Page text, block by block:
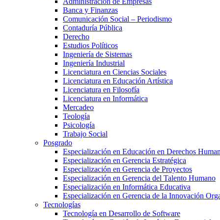
Banca y Finanzas
Comunicación Social – Periodismo
Contaduría Pública
Derecho
Estudios Políticos
Ingeniería de Sistemas
Ingeniería Industrial
Licenciatura en Ciencias Sociales
Licenciatura en Educación Artística
Licenciatura en Filosofía
Licenciatura en Informática
Mercadeo
Teología
Psicología
Trabajo Social
Posgrado
Especialización en Educación en Derechos
Especialización en Gerencia Estratégica
Especialización en Gerencia de Proyectos
Especialización en Gerencia del Talento Humano
Especialización en Informática Educativa
Especialización en Gerencia de la Innovación
Tecnologías
Tecnología en Desarrollo de Software